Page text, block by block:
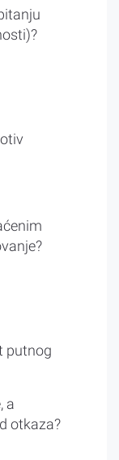
putnog
a
otkaza?